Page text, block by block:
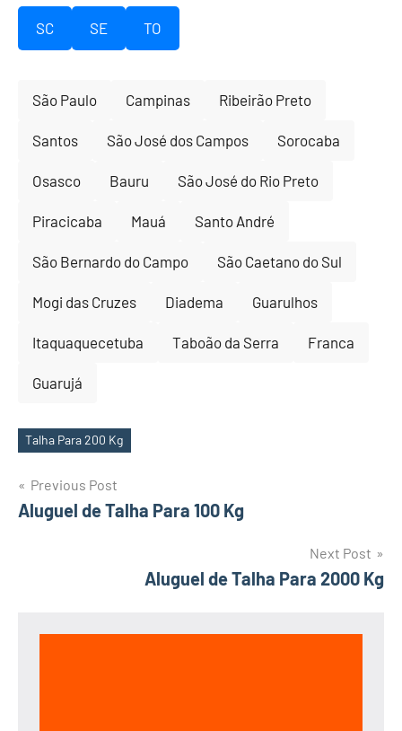
SC SE TO
São Paulo Campinas Ribeirão Preto
Santos São José dos Campos Sorocaba
Osasco Bauru São José do Rio Preto
Piracicaba Mauá Santo André
São Bernardo do Campo São Caetano do Sul
Mogi das Cruzes Diadema Guarulhos
Itaquaquecetuba Taboão da Serra Franca
Guarujá
Tags
Talha Para 200 Kg
Post
navigation
Previous Post
Aluguel de Talha Para 100 Kg
Next Post
Aluguel de Talha Para 2000 Kg